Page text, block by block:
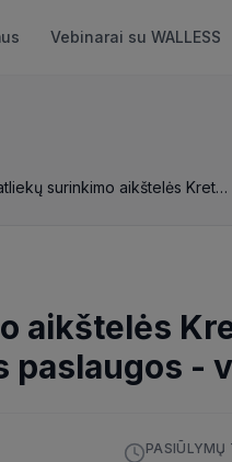
Vebinarai su WALLESS
Didelių gabaritų atliekų surinkimo aikštelės Kretingos rajone projektavimo ir projekto įgyvendinimo priežiūros paslaugos
aikštelės
paslaugos -
PASIŪLYMŲ